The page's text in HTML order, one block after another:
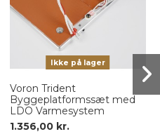
Ikke på lager
Voron Trident
Byggeplatformssæt med
LDO Varmesystem
1.356,00 kr.